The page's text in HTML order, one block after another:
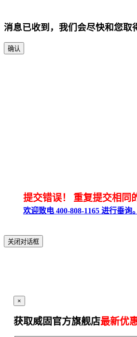
消息已收到，我们会尽快和您取
确认
提交错误！ 重复提交相同
欢迎致电 400-808-1165 进行垂询。
关闭对话框
×
获取威固官方旗舰店最新优